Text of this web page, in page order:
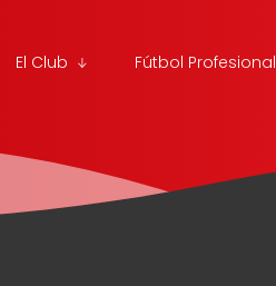
El Club Fútbol Profesional